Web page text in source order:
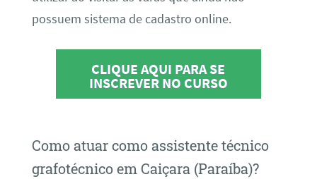
possuem sistema de cadastro online.
CLIQUE AQUI PARA SE
INSCREVER NO CURSO
Como atuar como assistente técnico
grafotécnico em Caiçara (Paraíba)?